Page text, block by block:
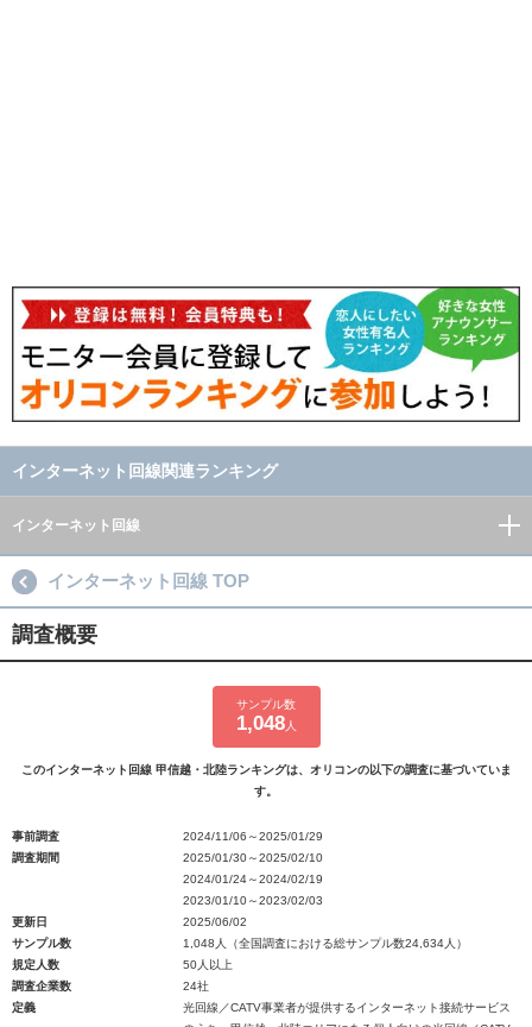
インターネット回線関連ランキング
インターネット回線
インターネット回線 TOP
調査概要
サンプル数
1,048人
このインターネット回線 甲信越・北陸ランキングは、オリコンの以下の調査に基づいていま
す。
事前調査
2024/11/06～2025/01/29
調査期間
2025/01/30～2025/02/10
2024/01/24～2024/02/19
2023/01/10～2023/02/03
更新日
2025/06/02
サンプル数
1,048人（全国調査における総サンプル数24,634人）
規定人数
50人以上
調査企業数
24社
定義
光回線／CATV事業者が提供するインターネット接続サービス